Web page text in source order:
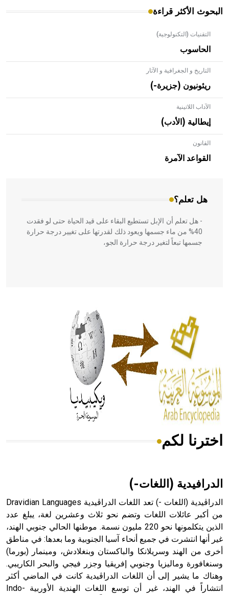
البحوث الأكثر قراءة
التقنيات (التكنولوجية)
الحاسوب
التاريخ و الجغرافية و الآثار
ريئونيون (جزيرة-)
الآداب اللاتينية
إيطالية (الأدب)
القانون
القواعد الآمرة
هل تعلم؟
- هل تعلم أن الأبلق نوع من الفنون الهندسية التي ارتبطت
بالعمارة الإسلامية في بلاد الشام ومصر خاصة، حيث يحرص
المعمار على بناء مداميكه وخاصة في الواجهات
- هل تعلم أن الإبل تستطيع البقاء على قيد الحياة حتى لو فقدت
40% من ماء جسمها ويعود ذلك لقدرتها على تغيير درجة حرارة
جسمها تبعاً لتغير درجة حرارة الجو،
الحكم، الأدلة، تنظيم التغذية، ورسالته في جروح الرأس. ويعود
له الفضل بأنه حرر الطب من الدين والفلسفة.
- هل تعلم أن المرجان إفراز حيواني يتكون في البحر ويتركب
من مادة كربونات الكلسيوم، وهو أحمر أو شديد الحمرة وهو
أجود أنواعه، ويمتاز بكبر الحجم ويسمى الش
هل تعلم أن الأبسيد كلمة فرنسية اللفظ تم اعتمادها مصطلحاً
- هل تعلم أن أبجر Abgar اسم معروف جيداً يعود إلى عدد من
الملوك الذين حكموا مدينة إديسا (الرها) من أبجر الأول وحتى
التاسع، وهم ينتسبون إلى أسرة أوسروين
اخترنا لكم
الدرافيدية (اللغات-)
الدراڤيدية (اللغات -) تعد اللغات الدراڤيدية Dravidian Languages
من أكبر عائلات اللغات وتضم نحو ثلاث وعشرين لغة، يبلغ عدد
الذين يتكلمونها نحو 220 مليون نسمة. موطنها الحالي جنوبي الهند،
غير أنها انتشرت في جميع أنحاء آسيا الجنوبية وما بعدها: في مناطق
أخرى من الهند وسريلانكا والباكستان وبنغلادش، ومينمار (بورما)
وسنغافورة وماليزيا وجنوبي إفريقيا وجزر فيجي والبحر الكاريبي.
وهناك ما يشير إلى أن اللغات الدراڤيدية كانت في الماضي أكثر
انتشاراً في الهند، غير أن توسع اللغات الهندية الأوربية Indo-